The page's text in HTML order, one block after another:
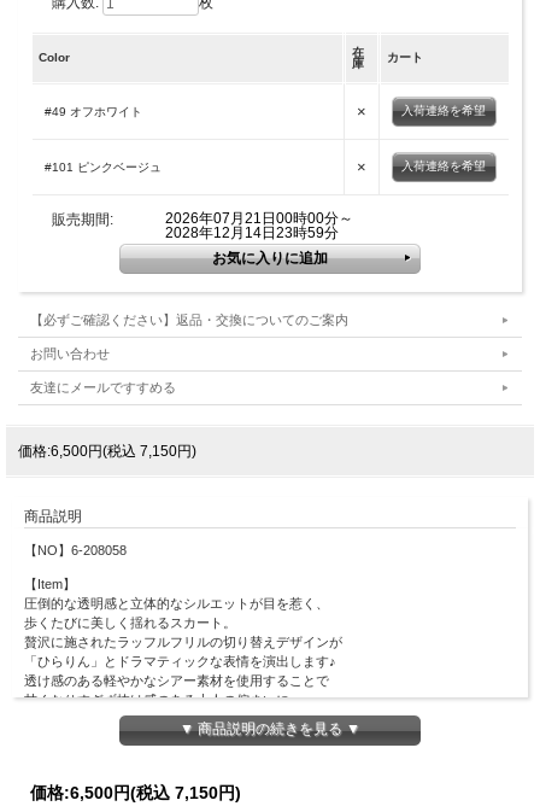
Color
在
庫
カート
#49 オフホワイト × 入荷連絡を希望
#101 ピンクベージュ × 入荷連絡を希望
販売期間:
2026年07月21日00時00分～
2028年12月14日23時59分
【必ずご確認ください】返品・交換についてのご案内
お問い合わせ
友達にメールですすめる
価格:6,500円(税込 7,150円)
商品説明
【NO】6-208058
【Item】
圧倒的な透明感と立体的なシルエットが目を惹く、
歩くたびに美しく揺れるスカート。
贅沢に施されたラッフルフリルの切り替えデザインが
「ひらりん」とドラマティックな表情を演出します♪
透け感のある軽やかなシアー素材を使用することで
甘くなりすぎず抜け感のある大人の佇まいに。
すっきりとしたウエスト周りから流れるように
ボリュームを持たせることで、スタイルアップ見えも◎
▼ 商品説明の続きを見る ▼
価格:6,500円(税込 7,150円)